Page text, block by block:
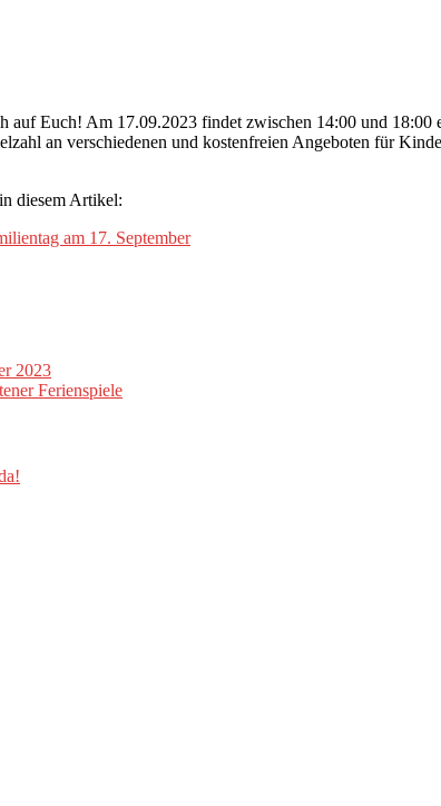
auf Euch! Am 17.09.2023 findet zwischen 14:00 und
an verschiedenen und kostenfreien Angeboten für
diesem Artikel:
am 17. September
2023
Ferienspiele